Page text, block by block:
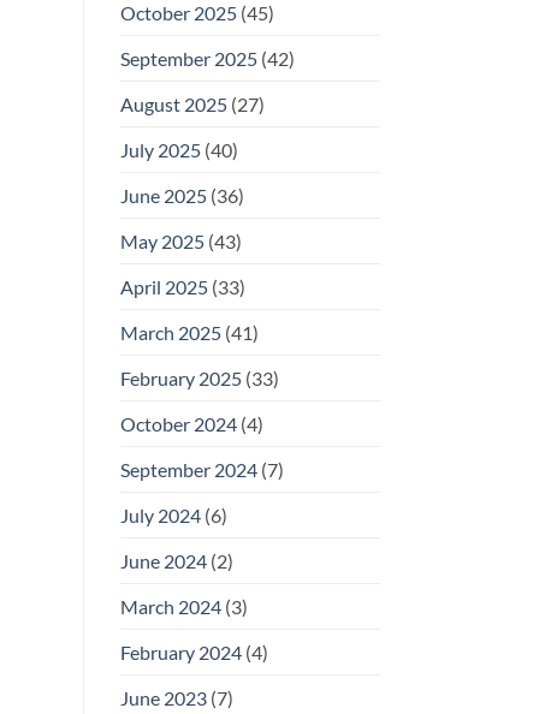
October 2025(45)
September 2025(42)
August 2025(27)
July 2025(40)
June 2025(36)
May 2025(43)
April 2025(33)
March 2025(41)
February 2025(33)
October 2024(4)
September 2024(7)
July 2024(6)
June 2024(2)
March 2024(3)
February 2024(4)
June 2023(7)